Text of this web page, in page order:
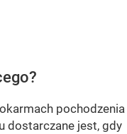
pochodzenia
dostarczane jest, gdy